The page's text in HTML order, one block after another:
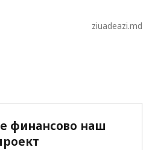
ziuadeazi.md
финансово наш